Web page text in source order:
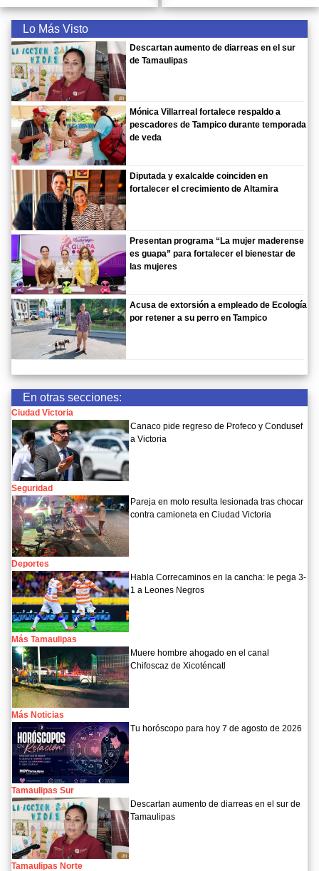
Lo Más Visto
Descartan aumento de diarreas en el sur
de Tamaulipas
Mónica Villarreal fortalece respaldo a
pescadores de Tampico durante temporada
de veda
Diputada y exalcalde coinciden en
fortalecer el crecimiento de Altamira
Presentan programa “La mujer maderense
es guapa” para fortalecer el bienestar de
las mujeres
Acusa de extorsión a empleado de Ecología
por retener a su perro en Tampico
En otras secciones:
Ciudad Victoria
Canaco pide regreso de Profeco y Condusef
a Victoria
Seguridad
Pareja en moto resulta lesionada tras chocar
contra camioneta en Ciudad Victoria
Deportes
Habla Correcaminos en la cancha: le pega 3-
1 a Leones Negros
Más Tamaulipas
Muere hombre ahogado en el canal
Chifoscaz de Xicoténcatl
Más Noticias
Tu horóscopo para hoy 7 de agosto de 2026
Tamaulipas Sur
Descartan aumento de diarreas en el sur de
Tamaulipas
Tamaulipas Norte